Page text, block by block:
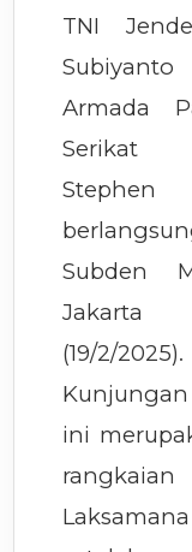
TNI
Armada
Serikat
Subden
Jakarta
(19/2/2025).
ini